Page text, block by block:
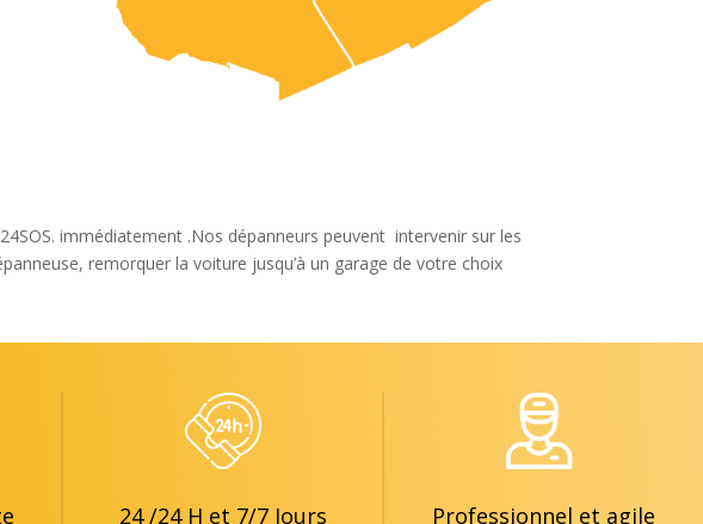
immédiatement .Nos dépanneurs peuvent intervenir sur les
remorquer la voiture jusqu’à un garage de votre choix
24 /24 H et 7/7 Jours Professionnel et agile